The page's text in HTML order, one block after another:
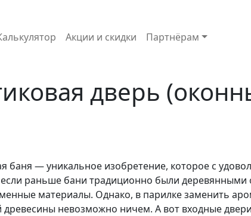
Акции и скидки Партнёрам
дверь
баня — уникальное изобретение, которое с
раньше бани традиционно были деревянными
материалы. Однако, в парилке заменить
невозможно ничем. А вот входные